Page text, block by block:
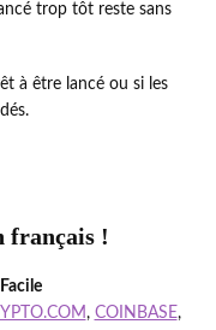
trop tôt reste sans
à être lancé ou si les
français !
, COINBASE,